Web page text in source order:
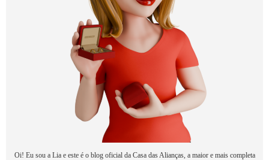
Oi! Eu sou a Lia e este é o blog oficial da Casa das Alianças, a maior e mais completa